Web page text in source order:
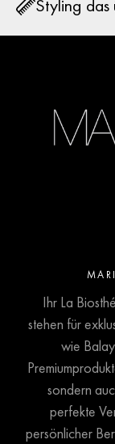
Styling
Ihr La
stehen für
wie
sondern
perfekte
persönlicher